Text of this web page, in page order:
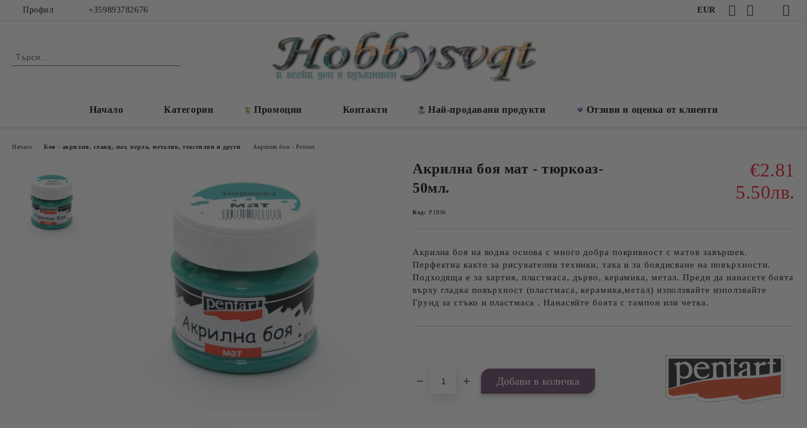
Профил +359893782676 EUR
Начало Категории Промоции Контакти Най-продавани продукти Отзиви и оценка от клиенти
Начало Бои - акрилни, гланц, мат, перла, металик, текстилни и други Акрилни бои - Pentart
Акрилна боя мат - тюркоаз-
50мл.
€2.81
5.50лв.
Код: P1896
Акрилна боя на водна основа с много добра покривност с матов завършек.
Перфектна както за рисувателни техники, така и за боядисване на повърхности.
Подходяща е за хартия, пластмаса, дърво, керамика, метал. Преди да нанасете боята
върху гладка повърхност (пластмаса, керамика,метал) използвайте използвайте
Грунд за стъко и пластмаса . Нанасяйте боята с тампон или четка.